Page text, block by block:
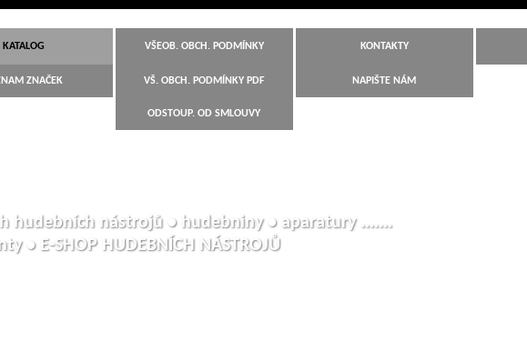
KATALOG
ZNAČEK
VŠEOB. OBCH. PODMÍNKY
VŠ. OBCH. PODMÍNKY PDF
ODSTOUP. OD SMLOUVY
KONTAKTY
NAPIŠTE NÁM
hudebních nástrojů • hudebniny • aparatury .......
• E-SHOP HUDEBNÍCH NÁSTROJŮ